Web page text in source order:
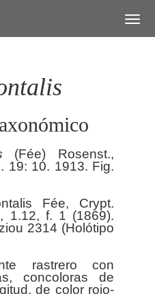
(Fée) Rosenst.,
19: 10. 1913. Fig.
Fée, Crypt.
1.12, f. 1 (1869).
2314 (Holótipo
rastrero con
concoloras de
de color rojo-